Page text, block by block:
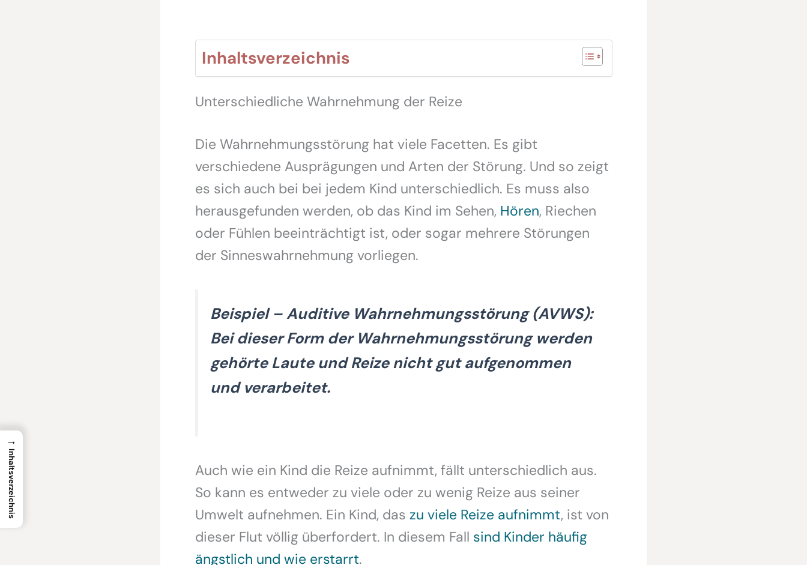
Inhaltsverzeichnis
Unterschiedliche Wahrnehmung der Reize
Die Wahrnehmungsstörung hat viele Facetten. Es gibt
verschiedene Ausprägungen und Arten der Störung. Und so zeigt
es sich auch bei bei jedem Kind unterschiedlich. Es muss also
herausgefunden werden, ob das Kind im Sehen, Hören, Riechen
oder Fühlen beeinträchtigt ist, oder sogar mehrere Störungen
der Sinneswahrnehmung vorliegen.
Beispiel – Auditive Wahrnehmungsstörung (AVWS):
Bei dieser Form der Wahrnehmungsstörung werden
gehörte Laute und Reize nicht gut aufgenommen
und verarbeitet.
Auch wie ein Kind die Reize aufnimmt, fällt unterschiedlich aus.
So kann es entweder zu viele oder zu wenig Reize aus seiner
Umwelt aufnehmen. Ein Kind, das zu viele Reize aufnimmt, ist von
dieser Flut völlig überfordert. In diesem Fall sind Kinder häufig
ängstlich und wie erstarrt.
→
Inhaltsverzeichnis